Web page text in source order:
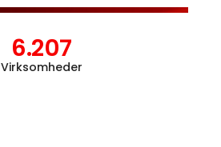
6.207
Virksomheder